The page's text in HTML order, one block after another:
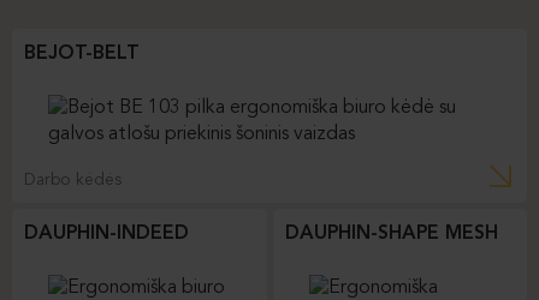
BEJOT-BELT
Darbo kėdės
DAUPHIN-INDEED DAUPHIN-SHAPE MESH